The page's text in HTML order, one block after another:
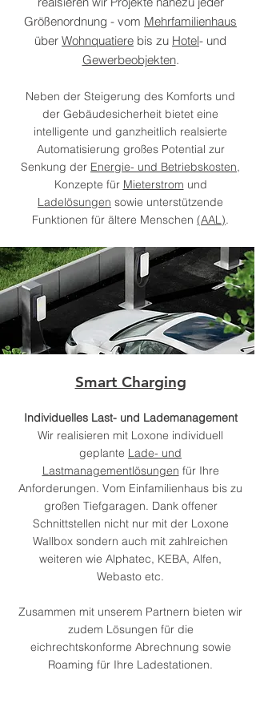
Größenordnung - vom Mehrfamilienhaus
über Wohnquatiere bis zu Hotel- und
Gewerbeobjekten.
Neben der Steigerung des Komforts und
der Gebäudesicherheit bietet eine
intelligente und ganzheitlich realsierte
Automatisierung großes Potential zur
Senkung der Energie- und Betriebskosten,
Konzepte für Mieterstrom und
Ladelösungen sowie unterstützende
Funktionen für ältere Menschen (AAL).
Smart Charging
Individuelles Last- und Lademanagement
Wir realisieren mit Loxone individuell
geplante Lade- und
Lastmanagementlösungen für Ihre
Anforderungen. Vom Einfamilienhaus bis zu
großen Tiefgaragen. Dank offener
Schnittstellen nicht nur mit der Loxone
Wallbox sondern auch mit zahlreichen
weiteren wie Alphatec, KEBA, Alfen,
Webasto etc.
Zusammen mit unserem Partnern bieten wir
zudem Lösungen für die
eichrechtskonforme Abrechnung sowie
Roaming für Ihre Ladestationen.